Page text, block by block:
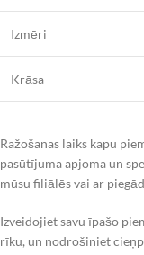
Izmēri
Krāsa
Ražošanas laiks kapu
pasūtījuma apjoma un
mūsu filiālēs vai ar
Izveidojiet savu īpašo
rīku, un nodrošiniet